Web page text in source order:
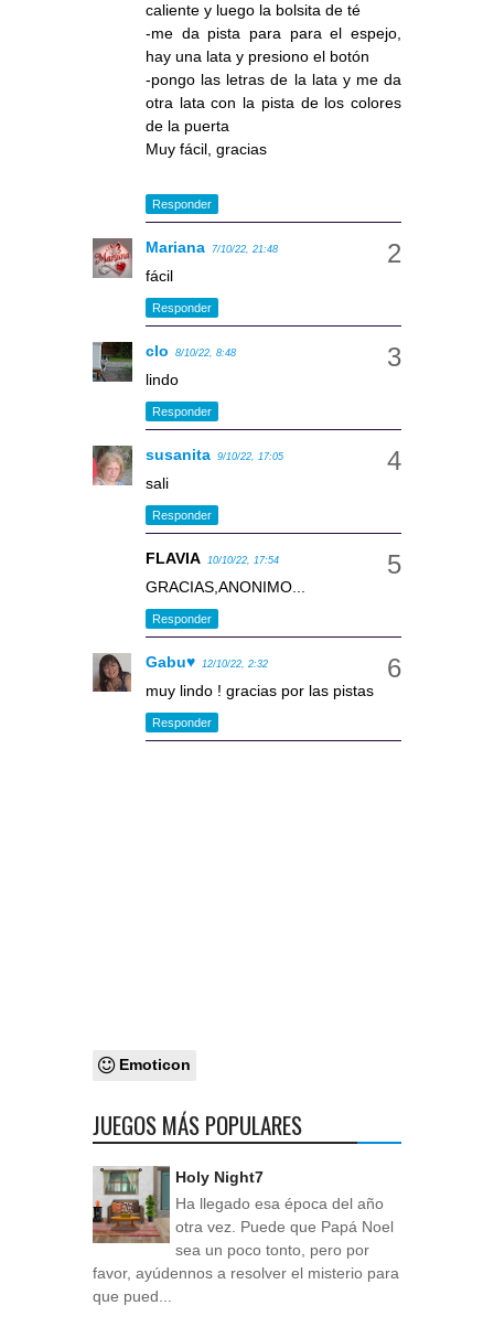
caliente y luego la bolsita de té
-me da pista para para el espejo,
hay una lata y presiono el botón
-pongo las letras de la lata y me da
otra lata con la pista de los colores
de la puerta
Muy fácil, gracias
Responder
Mariana 7/10/22, 21:48
fácil
Responder
clo 8/10/22, 8:48
lindo
Responder
susanita 9/10/22, 17:05
sali
Responder
FLAVIA 10/10/22, 17:54
GRACIAS,ANONIMO...
Responder
Gabu♥ 12/10/22, 2:32
muy lindo ! gracias por las pistas
Responder
Emoticon
JUEGOS MÁS POPULARES
Holy Night7
Ha llegado esa época del año
otra vez. Puede que Papá Noel
sea un poco tonto, pero por
favor, ayúdennos a resolver el misterio para
que pued...